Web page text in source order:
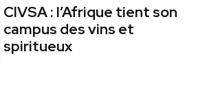
CIVSA : l’Afrique tient son
campus des vins et
spiritueux